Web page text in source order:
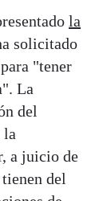
la
solicitado
"tener
La
del
la
a juicio de
del